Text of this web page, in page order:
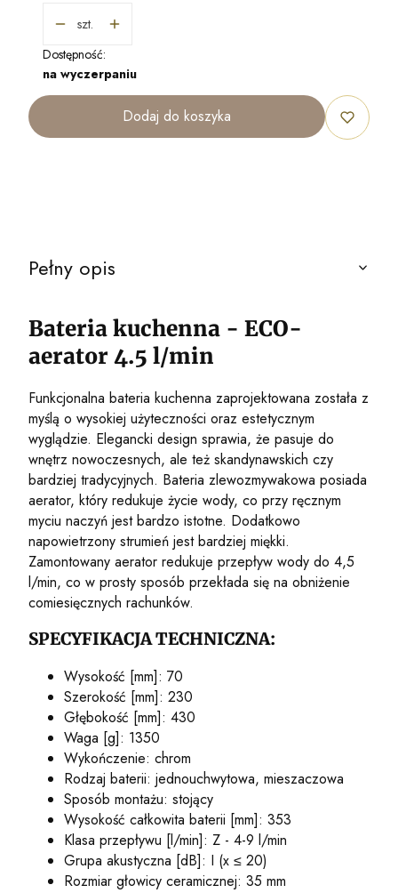
szt.
Dostępność:
na wyczerpaniu
Dodaj do koszyka
Pełny opis
Bateria kuchenna - ECO-
aerator 4.5 l/min
Funkcjonalna bateria kuchenna zaprojektowana została z
myślą o wysokiej użyteczności oraz estetycznym
wyglądzie. Elegancki design sprawia, że pasuje do
wnętrz nowoczesnych, ale też skandynawskich czy
bardziej tradycyjnych. Bateria zlewozmywakowa posiada
aerator, który redukuje życie wody, co przy ręcznym
myciu naczyń jest bardzo istotne. Dodatkowo
napowietrzony strumień jest bardziej miękki.
Zamontowany aerator redukuje przepływ wody do 4,5
l/min, co w prosty sposób przekłada się na obniżenie
comiesięcznych rachunków.
SPECYFIKACJA TECHNICZNA:
Wysokość [mm]: 70
Szerokość [mm]: 230
Głębokość [mm]: 430
Waga [g]: 1350
Wykończenie: chrom
Rodzaj baterii: jednouchwytowa, mieszaczowa
Sposób montażu: stojący
Wysokość całkowita baterii [mm]: 353
Klasa przepływu [l/min]: Z - 4-9 l/min
Grupa akustyczna [dB]: I (x ≤ 20)
Rozmiar głowicy ceramicznej: 35 mm